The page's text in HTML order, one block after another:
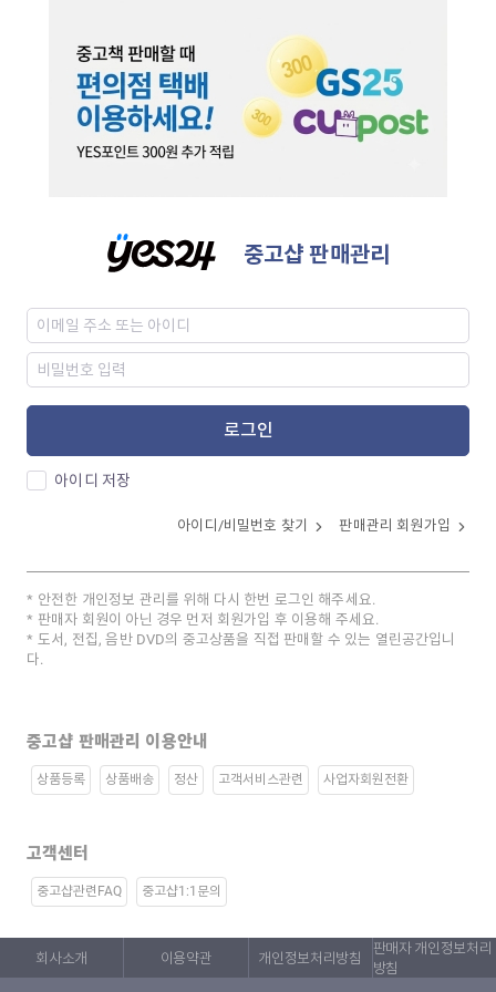
중고샵 판매관리
로그인
아이디 저장
아이디/비밀번호 찾기 판매관리 회원가입
안전한 개인정보 관리를 위해 다시 한번 로그인 해주세요.
판매자 회원이 아닌 경우 먼저 회원가입 후 이용해 주세요.
도서, 전집, 음반 DVD의 중고상품을 직접 판매할 수 있는 열린공간입니
다.
중고샵 판매관리 이용안내
상품등록 상품배송 정산 고객서비스관련 사업자회원전환
고객센터
중고샵관련FAQ 중고샵1:1문의
회사소개 이용약관 개인정보처리방침
판매자 개인정보처리
방침